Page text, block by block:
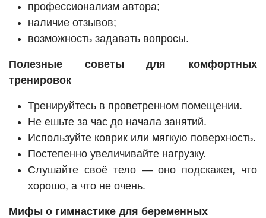
профессионализм автора;
наличие отзывов;
возможность задавать вопросы.
Полезные советы для комфортных
тренировок
Тренируйтесь в проветренном помещении.
Не ешьте за час до начала занятий.
Используйте коврик или мягкую поверхность.
Постепенно увеличивайте нагрузку.
Слушайте своё тело — оно подскажет, что
хорошо, а что не очень.
Мифы о гимнастике для беременных